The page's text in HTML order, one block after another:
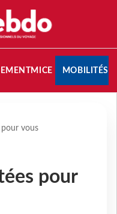
MICE MOBILITÉS
pour vous
pour